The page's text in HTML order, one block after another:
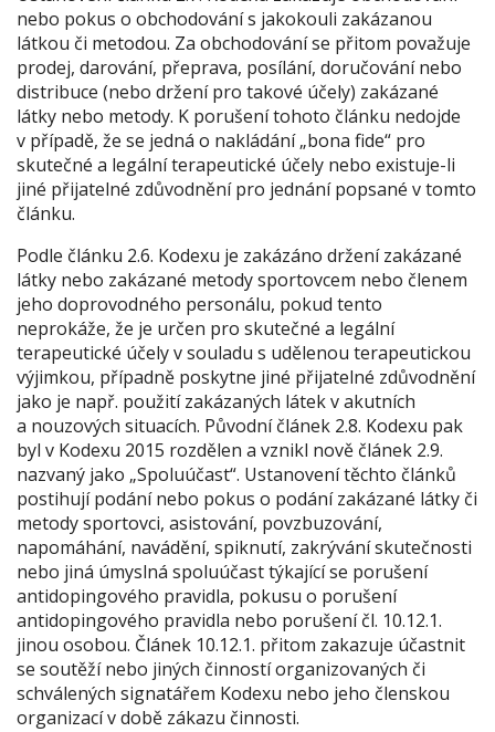
nebo pokus o obchodování s jakokouli zakázanou
látkou či metodou. Za obchodování se přitom považuje
prodej, darování, přeprava, posílání, doručování nebo
distribuce (nebo držení pro takové účely) zakázané
látky nebo metody. K porušení tohoto článku nedojde
v případě, že se jedná o nakládání „bona fide“ pro
skutečné a legální terapeutické účely nebo existuje-li
jiné přijatelné zdůvodnění pro jednání popsané v tomto
článku.
Podle článku 2.6. Kodexu je zakázáno držení zakázané
látky nebo zakázané metody sportovcem nebo členem
jeho doprovodného personálu, pokud tento
neprokáže, že je určen pro skutečné a legální
terapeutické účely v souladu s udělenou terapeutickou
výjimkou, případně poskytne jiné přijatelné zdůvodnění
jako je např. použití zakázaných látek v akutních
a nouzových situacích. Původní článek 2.8. Kodexu pak
byl v Kodexu 2015 rozdělen a vznikl nově článek 2.9.
nazvaný jako „Spoluúčast“. Ustanovení těchto článků
postihují podání nebo pokus o podání zakázané látky či
metody sportovci, asistování, povzbuzování,
napomáhání, navádění, spiknutí, zakrývání skutečnosti
nebo jiná úmyslná spoluúčast týkající se porušení
antidopingového pravidla, pokusu o porušení
antidopingového pravidla nebo porušení čl. 10.12.1.
jinou osobou. Článek 10.12.1. přitom zakazuje účastnit
se soutěží nebo jiných činností organizovaných či
schválených signatářem Kodexu nebo jeho členskou
organizací v době zákazu činnosti.